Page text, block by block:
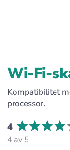
Wi-Fi-
Kompatibilitet
processor.
4
4 av 5